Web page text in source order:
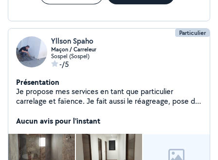
Particulier
Yllson Spaho
Maçon / Carreleur
Sospel (Sospel)
-/5
Présentation
Je propose mes services en tant que particulier
carrelage et faïence. Je fait aussi le réagreage, pose de
Aucun avis pour l'instant